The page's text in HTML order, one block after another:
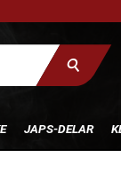
JAPS-DELAR